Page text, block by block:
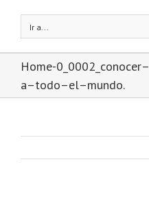
Ir a...
Home-0_0002_conocer–
a–todo–el–mundo.